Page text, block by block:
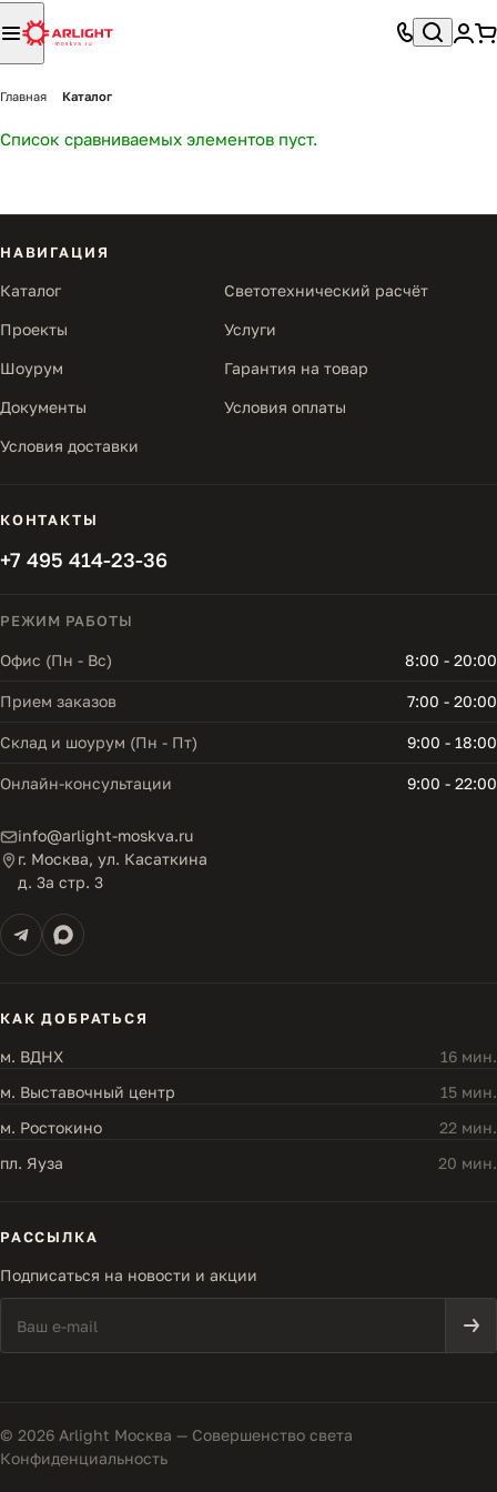
Главная Каталог
Список сравниваемых элементов пуст.
НАВИГАЦИЯ
Каталог Светотехнический расчёт
Проекты Услуги
Шоурум Гарантия на товар
Документы Условия оплаты
Условия доставки
КОНТАКТЫ
+7 495 414-23-36
РЕЖИМ РАБОТЫ
Офис (Пн - Вс) 8:00 - 20:00
Прием заказов 7:00 - 20:00
Склад и шоурум (Пн - Пт) 9:00 - 18:00
Онлайн-консультации 9:00 - 22:00
info@arlight-moskva.ru
г. Москва, ул. Касаткина
д. 3а стр. 3
КАК ДОБРАТЬСЯ
м. ВДНХ
16 мин.
м. Выставочный центр
15 мин.
м. Ростокино
22 мин.
пл. Яуза
20 мин.
РАССЫЛКА
Подписаться на новости и акции
© 2026 Arlight Москва — Совершенство света
Конфиденциальность